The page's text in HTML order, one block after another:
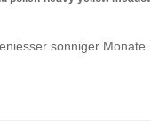
sonniger